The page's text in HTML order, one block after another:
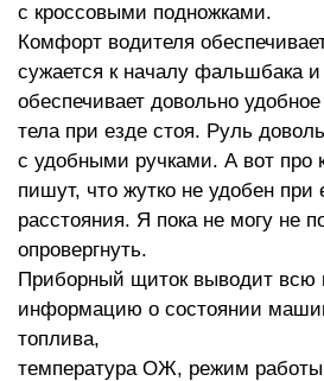
с кроссовыми подножками.
Комфорт водителя
сужается к началу фальшбака
обеспечивает довольно
тела при езде стоя. Руль
с удобными ручками. А вот про
пишут, что жутко не удобен при
расстояния. Я пока не могу не
опровергнуть.
Приборный щиток выводит всю
информацию о состоянии
топлива,
температура ОЖ, режим